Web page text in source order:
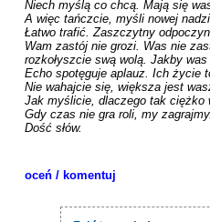
Niech myślą co chcą. Mają się
A więc tańczcie, myśli nowej
Łatwo trafić. Zaszczytny
Wam zastój nie grozi. Was nie
rozkołyszcie swą wolą. Jakby
Echo spotęguje aplauz. Ich życie
Nie wahajcie się, większa jest
Jak myślicie, dlaczego tak ciężko
Gdy czas nie gra roli, my zagrajmy.
Dość słów.
oceń / komentuj